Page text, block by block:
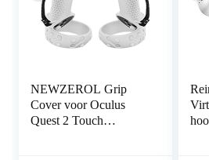
NEWZEROL Grip
Cover voor Oculus
Quest 2 Touch